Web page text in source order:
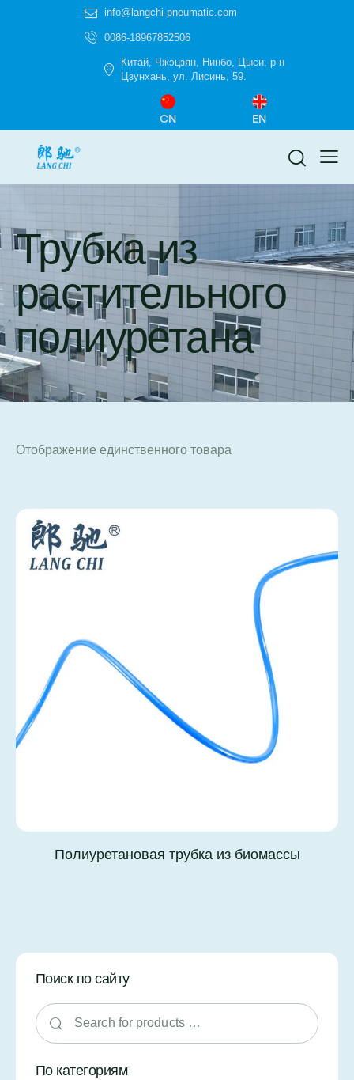
info@langchi-pneumatic.com
0086-18967852506
Китай, Чжэцзян, Нинбо, Цыси, р-н
Цзунхань, ул. Лисинь, 59.
CN EN
Трубка из
растительного
полиуретана
Отображение единственного товара
Полиуретановая трубка из биомассы
Поиск по сайту
По категориям